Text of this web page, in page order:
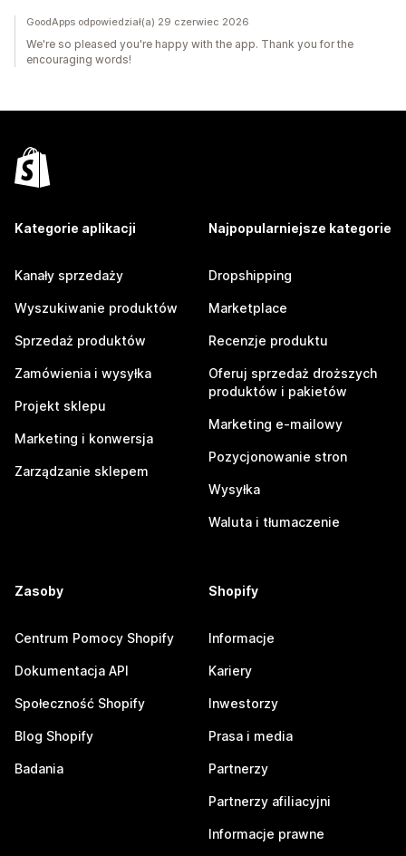
GoodApps odpowiedział(a) 29 czerwiec 2026
We're so pleased you're happy with the app. Thank you for the
encouraging words!
Kategorie aplikacji
Kanały sprzedaży
Wyszukiwanie produktów
Sprzedaż produktów
Zamówienia i wysyłka
Projekt sklepu
Marketing i konwersja
Zarządzanie sklepem
Najpopularniejsze kategorie
Dropshipping
Marketplace
Recenzje produktu
Oferuj sprzedaż droższych
produktów i pakietów
Marketing e-mailowy
Pozycjonowanie stron
Wysyłka
Waluta i tłumaczenie
Zasoby
Centrum Pomocy Shopify
Dokumentacja API
Społeczność Shopify
Blog Shopify
Badania
Shopify
Informacje
Kariery
Inwestorzy
Prasa i media
Partnerzy
Partnerzy afiliacyjni
Informacje prawne